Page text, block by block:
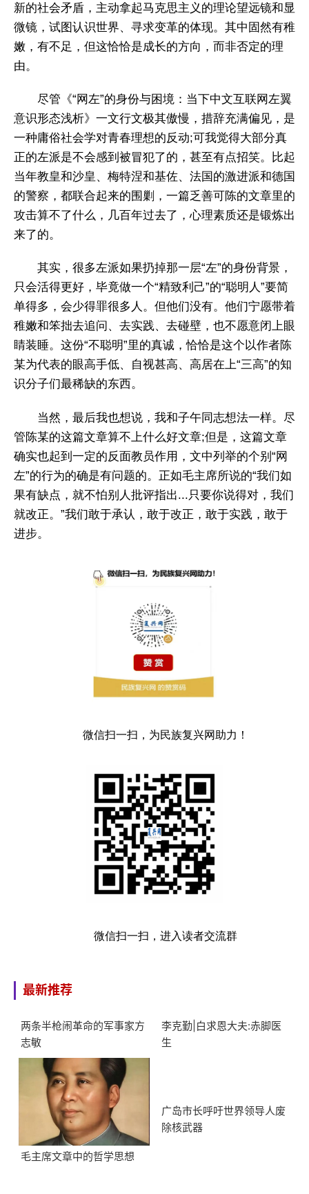
新的社会矛盾，主动拿起马克思主义的理论望远镜和显
微镜，试图认识世界、寻求变革的体现。其中固然有稚
嫩，有不足，但这恰恰是成长的方向，而非否定的理
由。
尽管《“网左”的身份与困境：当下中文互联网左翼
意识形态浅析》一文行文极其傲慢，措辞充满偏见，是
一种庸俗社会学对青春理想的反动;可我觉得大部分真
正的左派是不会感到被冒犯了的，甚至有点招笑。比起
当年教皇和沙皇、梅特涅和基佐、法国的激进派和德国
的警察，都联合起来的围剿，一篇乏善可陈的文章里的
攻击算不了什么，几百年过去了，心理素质还是锻炼出
来了的。
其实，很多左派如果扔掉那一层“左”的身份背景，
只会活得更好，毕竟做一个“精致利己”的“聪明人”要简
单得多，会少得罪很多人。但他们没有。他们宁愿带着
稚嫩和笨拙去追问、去实践、去碰壁，也不愿意闭上眼
睛装睡。这份“不聪明”里的真诚，恰恰是这个以作者陈
某为代表的眼高手低、自视甚高、高居在上“三高”的知
识分子们最稀缺的东西。
当然，最后我也想说，我和子午同志想法一样。尽
管陈某的这篇文章算不上什么好文章;但是，这篇文章
确实也起到一定的反面教员作用，文中列举的个别“网
左”的行为的确是有问题的。正如毛主席所说的“我们如
果有缺点，就不怕别人批评指出...只要你说得对，我们
就改正。”我们敢于承认，敢于改正，敢于实践，敢于
进步。
微信扫一扫，为民族复兴网助力！
微信扫一扫，进入读者交流群
最新推荐
两条半枪闹革命的军事家方
志敏
李克勤|白求恩大夫:赤脚医
生
毛主席文章中的哲学思想
广岛市长呼吁世界领导人废
除核武器